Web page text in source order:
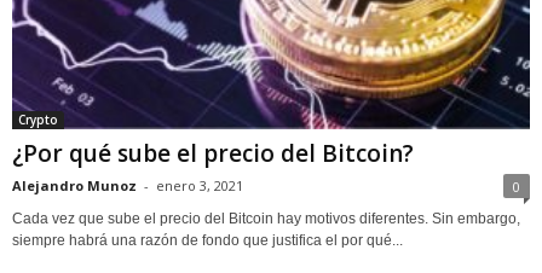
Crypto
¿Por qué sube el precio del Bitcoin?
Alejandro Munoz - enero 3, 2021 0
Cada vez que sube el precio del Bitcoin hay motivos diferentes. Sin embargo,
siempre habrá una razón de fondo que justifica el por qué...